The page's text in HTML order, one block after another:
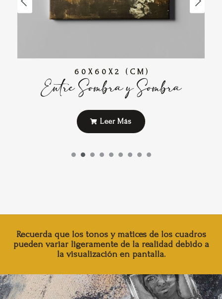
60X60X2 (CM)
Entre Sombra y Sombra
Leer Más
Recuerda que los tonos y matices de los cuadros
pueden variar ligeramente de la realidad debido a
la visualización en pantalla.